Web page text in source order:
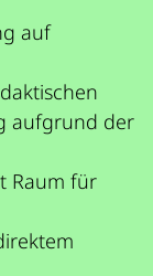
auf
aufgrund der
Raum für